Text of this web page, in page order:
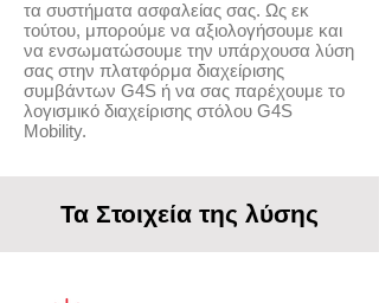
τα συστήματα ασφαλείας σας. Ως εκ
τούτου, μπορούμε να αξιολογήσουμε και
να ενσωματώσουμε την υπάρχουσα λύση
σας στην πλατφόρμα διαχείρισης
συμβάντων G4S ή να σας παρέχουμε τo
λογισμικό διαχείρισης στόλου G4S
Mobility.
Τα Στοιχεία της λύσης